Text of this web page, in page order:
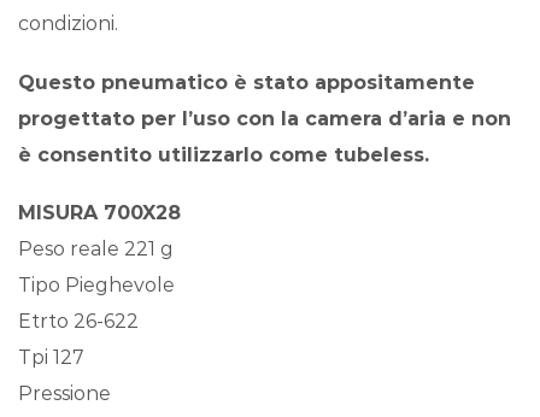
condizioni.
Questo pneumatico è stato appositamente
progettato per l’uso con la camera d’aria e non
è consentito utilizzarlo come tubeless.
MISURA 700X28
Peso reale 221 g
Tipo Pieghevole
Etrto 26-622
Tpi 127
Pressione